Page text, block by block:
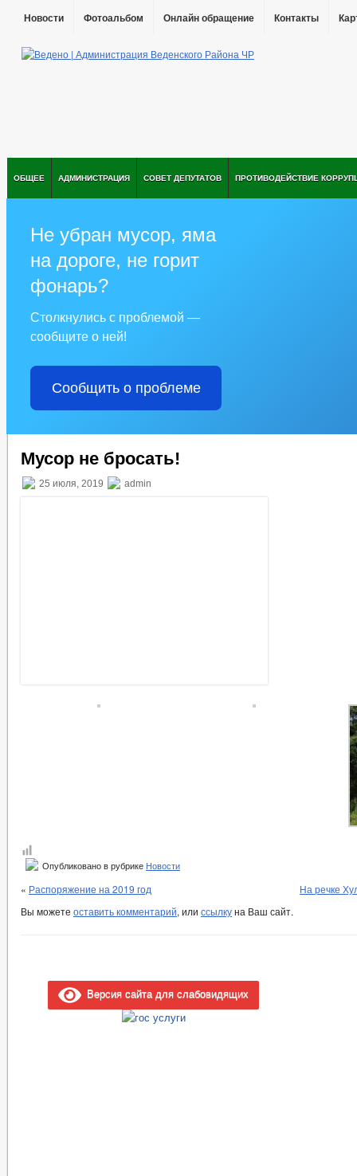
Новости Фотоальбом Онлайн обращение Контакты
ОБЩЕЕ АДМИНИСТРАЦИЯ СОВЕТ ДЕПУТАТОВ ПРОТИВОДЕЙСТВИЕ
Не убран мусор, яма
на дороге, не горит
фонарь?
Столкнулись с проблемой —
сообщите о ней!
Сообщить о проблеме
Мусор не бросать!
25 июля, 2019 admin
Опубликовано в рубрике Новости
« Распоряжение на 2019 год
На речке
Вы можете оставить комментарий, или ссылкуна Ваш сайт.
Версия сайта для слабовидящих